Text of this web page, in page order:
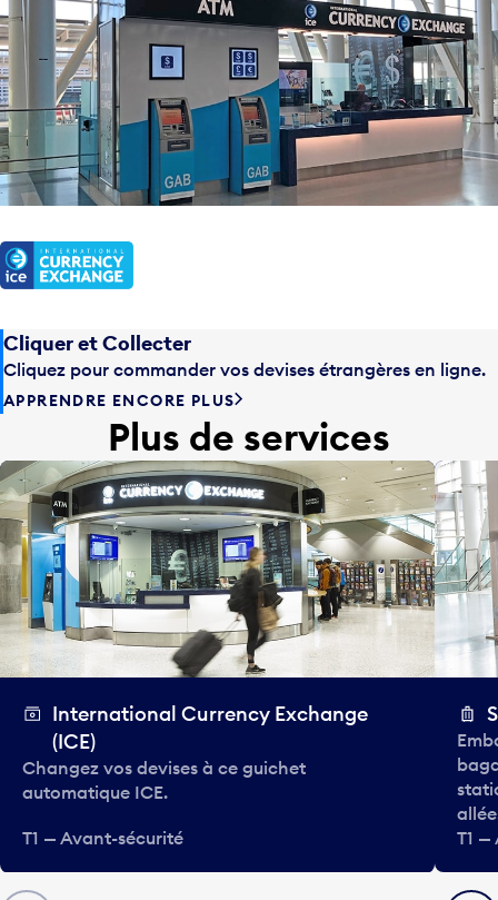
Cliquer et Collecter
Cliquez pour commander vos devises étrangères en ligne.
APPRENDRE ENCORE PLUS
Plus de services
International Currency Exchange
(ICE)
Changez vos devises à ce guichet
automatique ICE.
T1 — Avant-sécurité
T1